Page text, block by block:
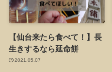
【仙台来たら食べて！】長
生きするなら延命餅
2021.05.07